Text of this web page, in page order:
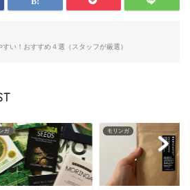
い！おすすめ４選（スタッフが厳選）
ガ モリンガ